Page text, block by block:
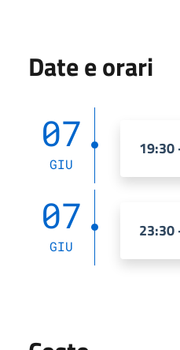
Date e orari
07
GIU
19:30
07
GIU
23:30